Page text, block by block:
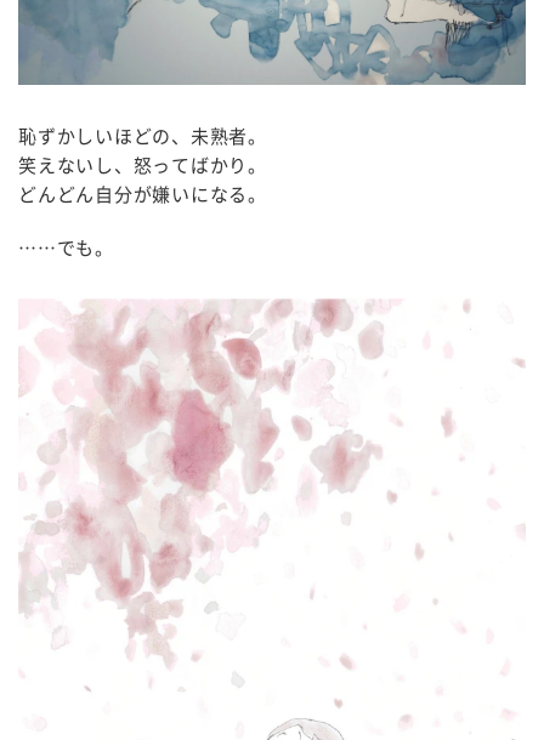
恥ずかしいほどの、未熟者。
笑えないし、怒ってばかり。
どんどん自分が嫌いになる。
……でも。